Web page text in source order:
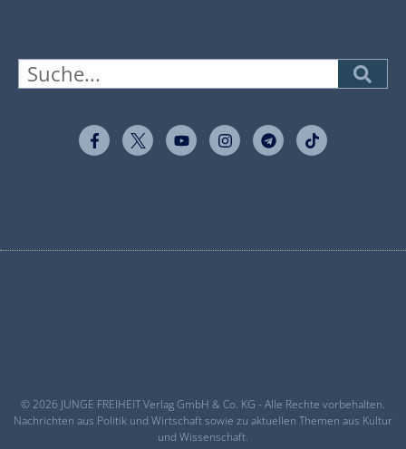
© 2026 JUNGE FREIHEIT Verlag GmbH & Co. KG - Alle Rechte vorbehalten.
Nachrichten aus Politik und Wirtschaft sowie zu aktuellen Themen aus Kultur
und Wissenschaft.